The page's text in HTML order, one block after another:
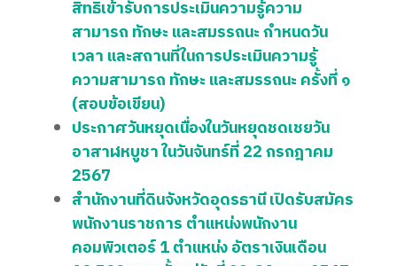
สิทธิเข้ารับการประเมินความรู้ความ
สามารถ ทักษะ และสมรรถนะ กำหนดวัน
เวลา และสถานที่ในการประเมินความรู้
ความสามารถ ทักษะ และสมรรถนะ ครั้งที่ ๑
(สอบข้อเขียน)
ประกาศวันหยุดเนื่องในวันหยุดชดเชยวัน
อาสาฬหบูชา ในวันจันทร์ที่ 22 กรกฎาคม
2567
สำนักงานที่ดินจังหวัดอุดรธานี เปิดรับสมัคร
พนักงานราชการ ตำแหน่งพนักงาน
คอมพิวเตอร์ 1 ตำแหน่ง อัตราเงินเดือน